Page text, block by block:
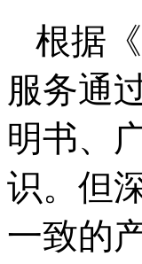
根据
服务通
明书、
识。但
一致的